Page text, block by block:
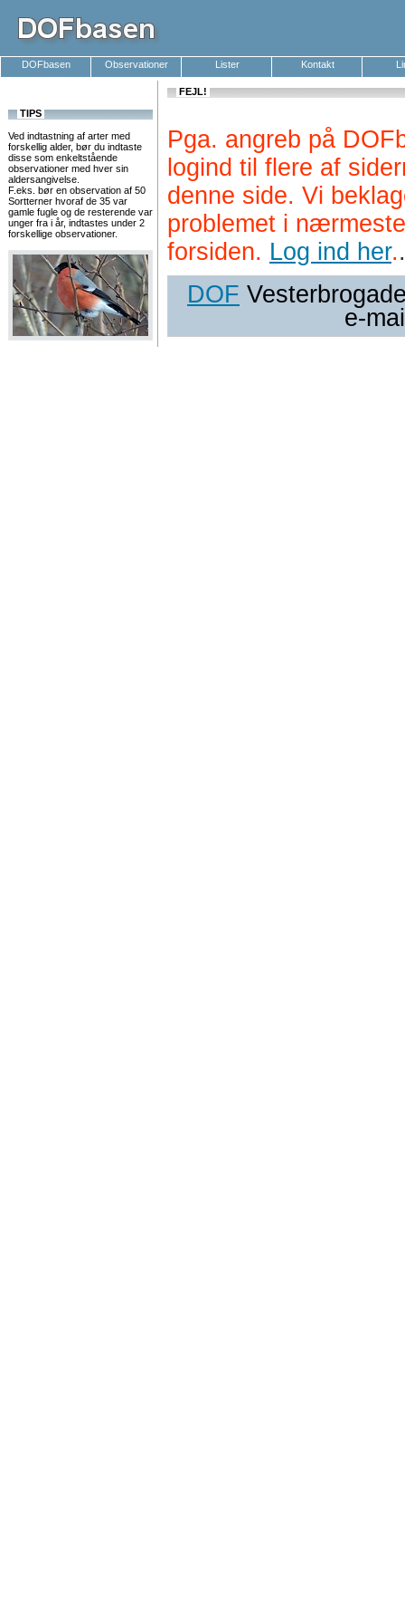
DOFbasen Observationer Lister Kontakt
TIPS
Ved indtastning af arter med
forskellig alder, bør du indtaste
disse som enkeltstående
observationer med hver sin
aldersangivelse.
F.eks. bør en observation af 50
Sortterner hvoraf de 35 var
gamle fugle og de resterende var
unger fra i år, indtastes under 2
forskellige observationer.
FEJL!
Pga. angreb på
logind til flere af
denne side. Vi
problemet i
forsiden. Log ind her..
DOF
e-